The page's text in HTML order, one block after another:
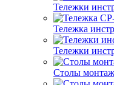
Тележки
Тележка
Тележки
Столы